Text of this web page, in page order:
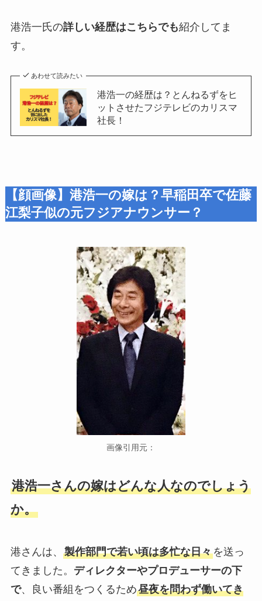
港浩一氏の詳しい経歴はこちらでも紹介してま
す。
あわせて読みたい
港浩一の経歴は？とんねるずをヒ
ットさせたフジテレビのカリスマ
社長！
【顔画像】港浩一の嫁は？早稲田卒で佐藤
江梨子似の元フジアナウンサー？
画像引用元：
港浩一さんの嫁はどんな人なのでしょう
か。
港さんは、 製作部門で若い頃は多忙な日々を送っ
てきました。 ディレクターやプロデューサーの下
で、良い番組をつくるため昼夜を問わず働いてき